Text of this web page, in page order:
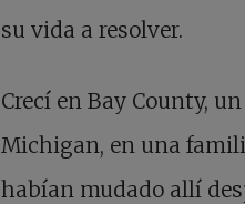
su vida a resolver.
Crecí en Bay County,
Michigan, en una
habían mudado allí